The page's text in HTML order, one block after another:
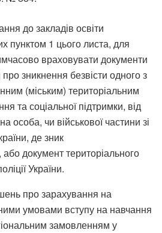
до закладів освіти
пунктом 1 цього листа, для
враховувати документи
зникнення безвісти одного з
(міським) територіальним
та соціальної підтримки, від
особа, чи військової частини зі
де зник
документ територіального
України.
про зарахування на
умовами вступу на навчання
замовленням у